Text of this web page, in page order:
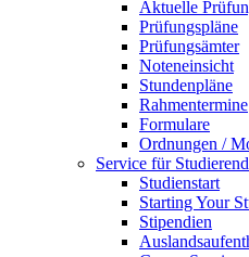
Aktuelle
Prüfungspläne
Prüfungsämter
Noteneinsicht
Stundenpläne
Rahmentermine
Formulare
Ordnungen /
Service für
Studienstart
Starting Your
Stipendien